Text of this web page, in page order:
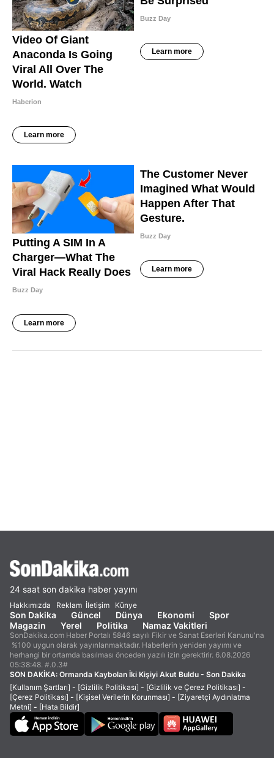
24 saat son dakika haber yayını
Hakkımızda Reklam İletişim Künye
Son Dakika Güncel Dünya Ekonomi
Spor
Magazin
Yerel Politika Namaz Vakitleri
SonDakika.com Haber Portalı 5846 sayılı Fikir ve Sanat Eserleri Kanunu'na
%100 uygun olarak yayınlanmaktadır. Haberlerin yeniden yayımı ve
herhangi bir ortamda basılması önceden yazılı izin gerektirir. 6.08.2026
05:38:48. #.0.3#
SON DAKİKA: Ormanda Kaybolan İki Kişiyi Akut Buldu - Son Dakika
[Kullanım Şartları] - [Gizlilik Politikası] - [Gizlilik ve Çerez Politikası] -
[Çerez Politikası] - [Kişisel Verilerin Korunması] - [Ziyaretçi Aydınlatma
Metni] - [Hata Bildir]